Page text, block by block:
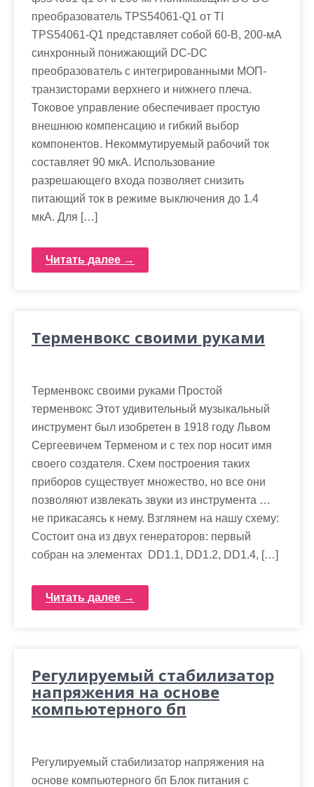
преобразователь TPS54061-Q1 от TI
TPS54061-Q1 представляет собой 60-В, 200-мА
синхронный понижающий DC-DC
преобразователь с интегрированными МОП-
транзисторами верхнего и нижнего плеча.
Токовое управление обеспечивает простую
внешнюю компенсацию и гибкий выбор
компонентов. Некоммутируемый рабочий ток
составляет 90 мкА. Использование
разрешающего входа позволяет снизить
питающий ток в режиме выключения до 1.4
мкА. Для […]
Читать далее →
Терменвокс своими руками
Терменвокс своими руками Простой
терменвокс Этот удивительный музыкальный
инструмент был изобретен в 1918 году Львом
Сергеевичем Терменом и с тех пор носит имя
своего создателя. Схем построения таких
приборов существует множество, но все они
позволяют извлекать звуки из инструмента …
не прикасаясь к нему. Взглянем на нашу схему:
Состоит она из двух генераторов: первый
собран на элементах DD1.1, DD1.2, DD1.4, […]
Читать далее →
Регулируемый стабилизатор
напряжения на основе
компьютерного бп
Регулируемый стабилизатор напряжения на
основе компьютерного бп Блок питания с